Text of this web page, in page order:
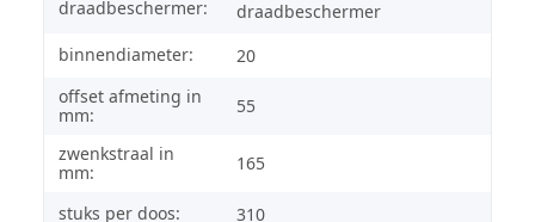
draadbeschermer:
draadbeschermer
binnendiameter:
20
offset afmeting in
mm:
55
zwenkstraal in
mm:
165
stuks per doos: 310